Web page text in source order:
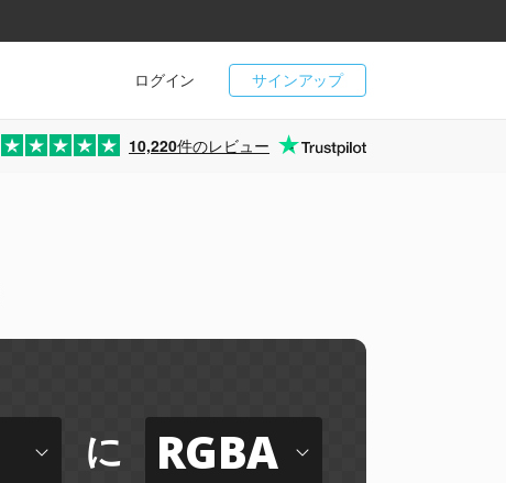
サインアップ
ログイン
10,220件のレビュー
に RGBA